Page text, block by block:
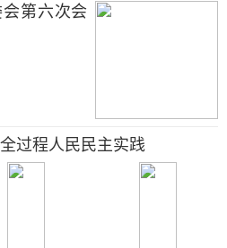
第六次会
过程人民民主实践